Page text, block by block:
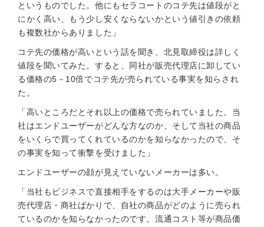
というものでした。他にもセラコートのコテ先は値段がと
にかく高い、もう少し安くならないかという値引きの依頼
も複数社からありました」
コテ先の価格が高いという話を聞き、北見取締役は詳しく
値段を聞いてみた。すると、同社が販売代理店に卸してい
る価格の5－10倍でコテ先が売られている事実を知らされ
た。
「高いところだとそれ以上の価格で売られていました。当
社はエンドユーザーがどんな方なのか、そして当社の商品
をいくらで買ってくれているのかを知らなかったので、そ
の事実を知って衝撃を受けました」
エンドユーザーの顔が見えていないメーカーは多い。
「当社もビジネスで直接相手をするのは大手メーカーや販
売代理店・商社ばかりで、自社の商品がどのように売られ
ているのかを知らなかったのです。流通コスト等が商品価